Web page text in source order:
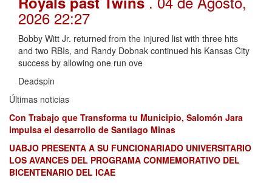
2026 22:27
Bobby Witt Jr. returned from the injured list with three hits
and two RBIs, and Randy Dobnak continued his Kansas City
success by allowing one run ove
Deadspin
Últimas noticias
Con Trabajo que Transforma tu Municipio, Salomón Jara
impulsa el desarrollo de Santiago Minas
UABJO PRESENTA A SU FUNCIONARIADO UNIVERSITARIO
LOS AVANCES DEL PROGRAMA CONMEMORATIVO DEL
BICENTENARIO DEL ICAE